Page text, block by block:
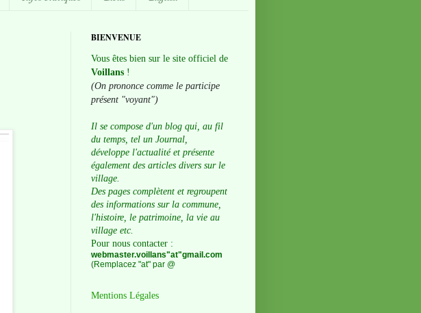
BIENVENUE
Vous êtes bien sur le site officiel de
Voillans !
(On prononce comme le participe
présent "voyant")
Il se compose d'un blog qui, au fil
du temps, tel un Journal,
développe l'actualité et présente
également des articles divers sur le
village.
Des pages complètent et regroupent
des informations sur la commune,
l'histoire, le patrimoine, la vie au
village etc.
Pour nous contacter :
webmaster.voillans"at"gmail.com
(Remplacez "at" par @
Mentions Légales